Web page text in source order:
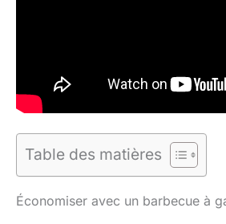
Table des matières
Économiser avec un barbecue à